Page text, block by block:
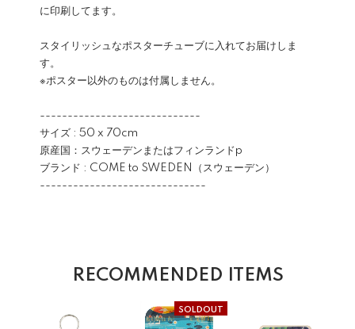
に印刷してます。
スタイリッシュなポスターチューブに入れてお届けしま
す。
※ポスター以外のものは付属しません。
-----------------------------
サイズ : 50 x 70cm
原産国：スウェーデンまたはフィンランドp
ブランド : COME to SWEDEN（スウェーデン）
------------------------------
RECOMMENDED ITEMS
SOLDOUT